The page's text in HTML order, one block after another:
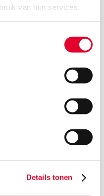
van hun services.
Details tonen